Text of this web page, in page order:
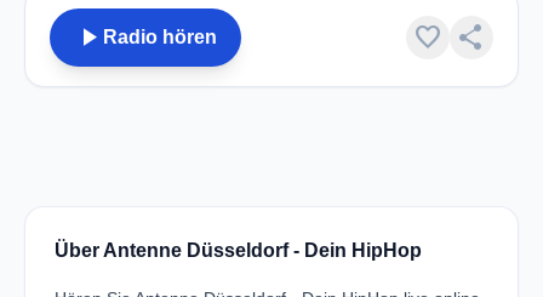
play_arrow Radio hören favorite share
Über Antenne Düsseldorf - Dein HipHop